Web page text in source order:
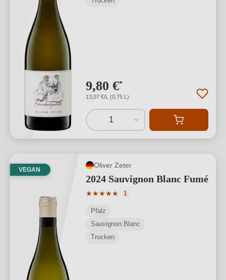
9,80 €*
13,07 €/L (0,75 L)
1
VEGAN
Oliver Zeter
2024 Sauvignon Blanc Fumé
★★★★★
Durchschnittliche Bewertung von 5
1
Pfalz
Sauvignon Blanc
Trocken